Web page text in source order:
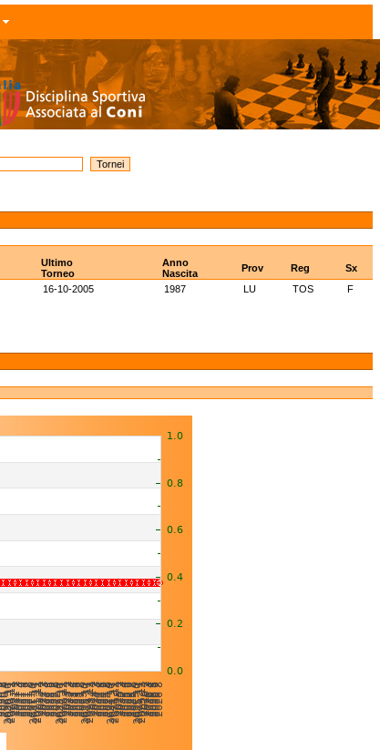
Ultimo
Torneo
Anno
Nascita
Prov Reg
Sx
16-10-2005 1987 LU TOS
F